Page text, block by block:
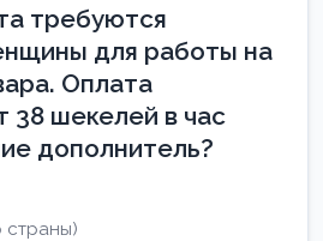
требуются
для работы на
Оплата
38 шекелей в час
дополнитель?
страны)